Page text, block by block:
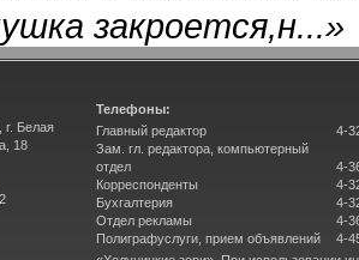
закроется,н...»
г. Белая
18
Телефоны:
Главный редактор
Зам. гл. редактора, компьютерный
отдел
Корреспонденты
Бухгалтерия
Отдел рекламы
Полиграфуслуги, прием объявлений
4-
4-
4-
4-
4-
4-